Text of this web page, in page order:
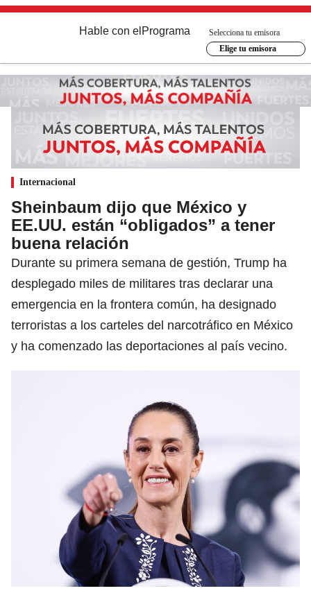
Hable con el Programa
Selecciona tu emisora
Elige tu emisora
Internacional
Sheinbaum dijo que México y
EE.UU. están “obligados” a tener
buena relación
Durante su primera semana de gestión, Trump ha
desplegado miles de militares tras declarar una
emergencia en la frontera común, ha designado
terroristas a los carteles del narcotráfico en México
y ha comenzado las deportaciones al país vecino.